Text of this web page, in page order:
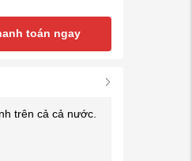
toán ngay
trên cả cả nước.